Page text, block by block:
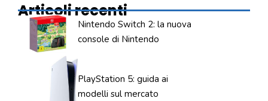
Articoli recenti
Nintendo Switch 2: la nuova
console di Nintendo
PlayStation 5: guida ai
modelli sul mercato